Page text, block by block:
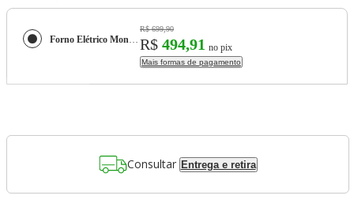
Forno Elétrico Mondial 52L Grand Family II - FR-52
R$ 699,90
R$ 494,91 no pix
Mais formas de pagamento
Consultar Entrega e retira